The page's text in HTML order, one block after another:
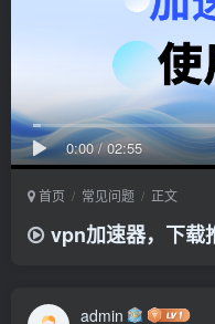
0:00/02:55
首页 常见问题 正文
vpn加速器，下载
admin